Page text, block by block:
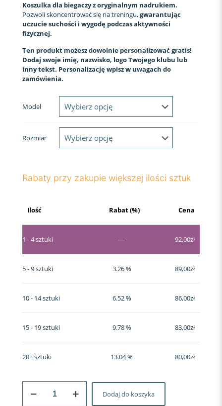
Koszulka dla biegaczy z oryginalnym nadrukiem.
Pozwoli skoncentrować się na treningu,gwarantując
uczucie suchości i wygodę podczas aktywności
fizycznej.
Ten produkt możesz dowolnie personalizować gratis!
Dodaj swoje imię, nazwisko, logo Twojego klubu lub
inny tekst. Personalizację wpisz w uwagach do
zamówienia.
Model
Rozmiar
Rabaty przy zakupie większej ilości sztuk
Ilość Rabat (%) Cena
1 - 4sztuki — 92,00zł
5 - 9 sztuki 3.26 % 89,00zł
10 - 14 sztuki 6.52 % 86,00zł
15 - 19 sztuki 9.78 % 83,00zł
20+ sztuki 13.04 % 80,00zł
Koszulka
Dodaj do koszyka